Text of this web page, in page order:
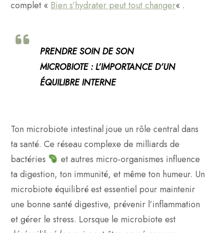
complet « Bien s’hydrater peut tout changer« .
PRENDRE SOIN DE SON
MICROBIOTE : L’IMPORTANCE D’UN
ÉQUILIBRE INTERNE
Ton microbiote intestinal joue un rôle central dans
ta santé. Ce réseau complexe de milliards de
bactéries
et autres micro-organismes influence
ta digestion, ton immunité, et même ton humeur. Un
microbiote équilibré est essentiel pour maintenir
une bonne santé digestive, prévenir l’inflammation
et gérer le stress. Lorsque le microbiote est